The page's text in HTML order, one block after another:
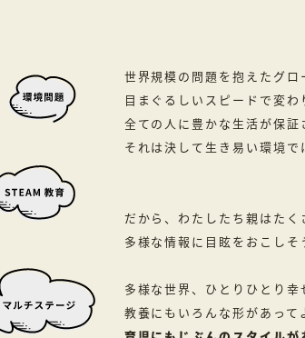
世界規模の問題を抱えたグロ
目まぐるしいスピードで変
全ての人に豊かな生活が保証
それは決して生き易い環境で
だから、わたしたち親はたく
多様な情報に目眩をおこしそ
多様な世界、ひとりひとり幸
教養にもいろんな形があって